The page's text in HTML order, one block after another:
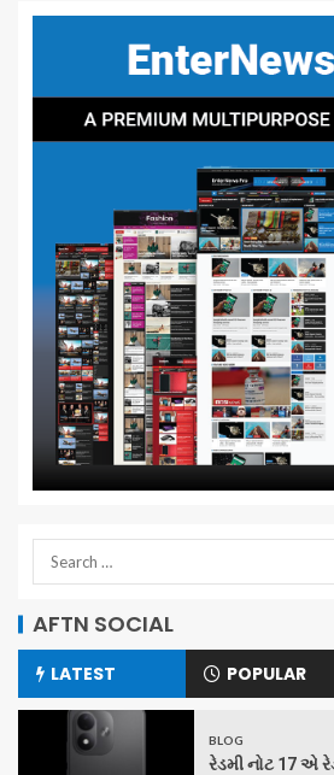
AFTN SOCIAL
LATEST POPULAR
BLOG
રેડમી નોટ 17 એ